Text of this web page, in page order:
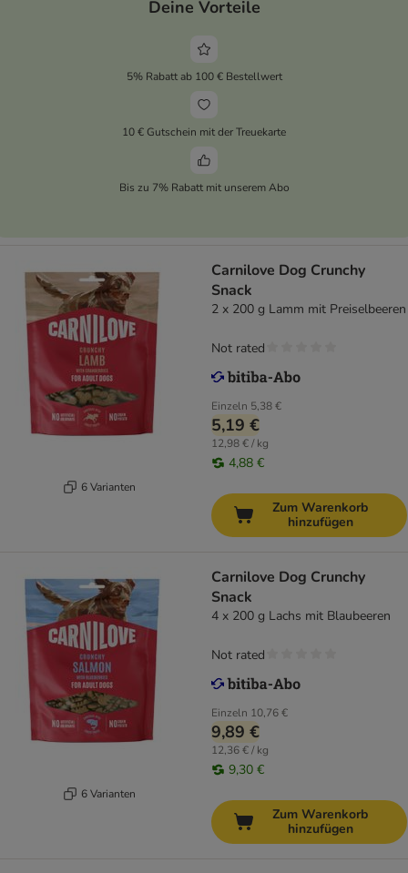
Deine Vorteile
5% Rabatt ab 100 € Bestellwert
10 € Gutschein mit der Treuekarte
Bis zu 7% Rabatt mit unserem Abo
6 Varianten
Carnilove Dog Crunchy
Snack
2 x 200 g Lamm mit Preiselbeeren
Einzeln 5,38 €
5,19 €
12,98 € / kg
4,88 €
Not rated
Zum Warenkorb
hinzufügen
6 Varianten
Carnilove Dog Crunchy
Snack
4 x 200 g Lachs mit Blaubeeren
Einzeln 10,76 €
9,89 €
12,36 € / kg
9,30 €
Not rated
Zum Warenkorb
hinzufügen